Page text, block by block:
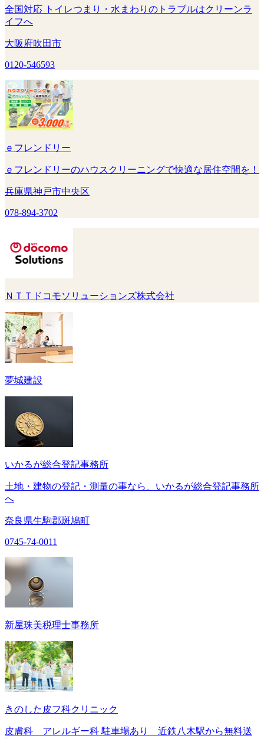
全国対応 トイレつまり・水まわりのトラブルはクリーンラ
イフへ
大阪府吹田市
0120-546593
ｅフレンドリー
ｅフレンドリーのハウスクリーニングで快適な居住空間を！
兵庫県神戸市中央区
078-894-3702
ＮＴＴドコモソリューションズ株式会社
夢城建設
いかるが総合登記事務所
土地・建物の登記・測量の事なら、いかるが総合登記事務所
へ
奈良県生駒郡斑鳩町
0745-74-0011
新屋珠美税理士事務所
きのした皮フ科クリニック
皮膚科 アレルギー科 駐車場あり 近鉄八木駅から無料送